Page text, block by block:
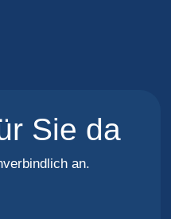
Sie da
an.